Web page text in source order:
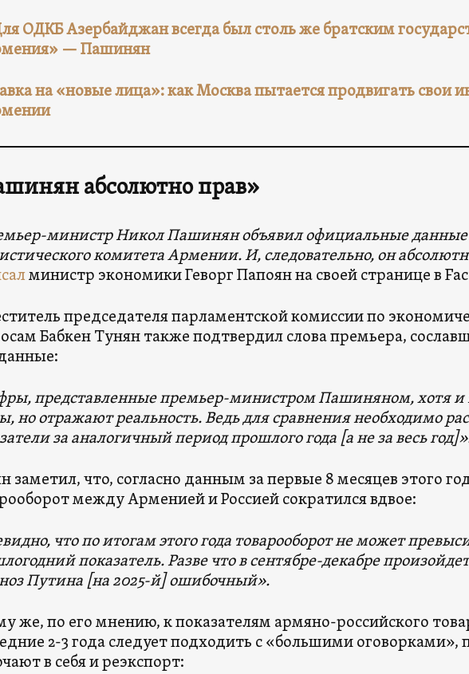
ОДКБ Азербайджан всегда был столь же братским
— Пашинян
на «новые лица»: как Москва пытается продвигать свои
абсолютно прав»
министр Никол Пашинян объявил официальные данные
комитета Армении. И, следовательно, он
министр экономики Геворг Папоян на своей странице в
председателя парламентской комиссии по
Бабкен Тунян также подтвердил слова премьера,
представленные премьер-министром Пашиняном, хотя и
но отражают реальность. Ведь для сравнения необходимо
за аналогичный период прошлого года [а не за весь
заметил, что, согласно данным за первые 8 месяцев этого
между Арменией и Россией сократился вдвое:
что по итогам этого года товарооборот не может
показатель. Разве что в сентябре-декабре
Путина [на 2025-й] ошибочный».
же, по его мнению, к показателям армяно-российского
2-3 года следует подходить с «большими оговорками»,
в себя и реэкспорт: